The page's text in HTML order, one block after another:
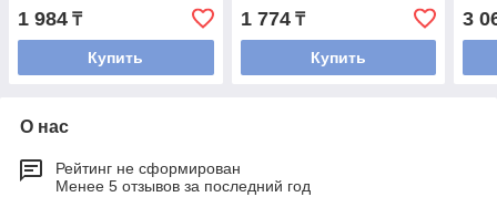
1 984 ₸
Купить
1 774₸
Купить
3
О нас
Рейтинг не сформирован
Менее 5 отзывов за последний год